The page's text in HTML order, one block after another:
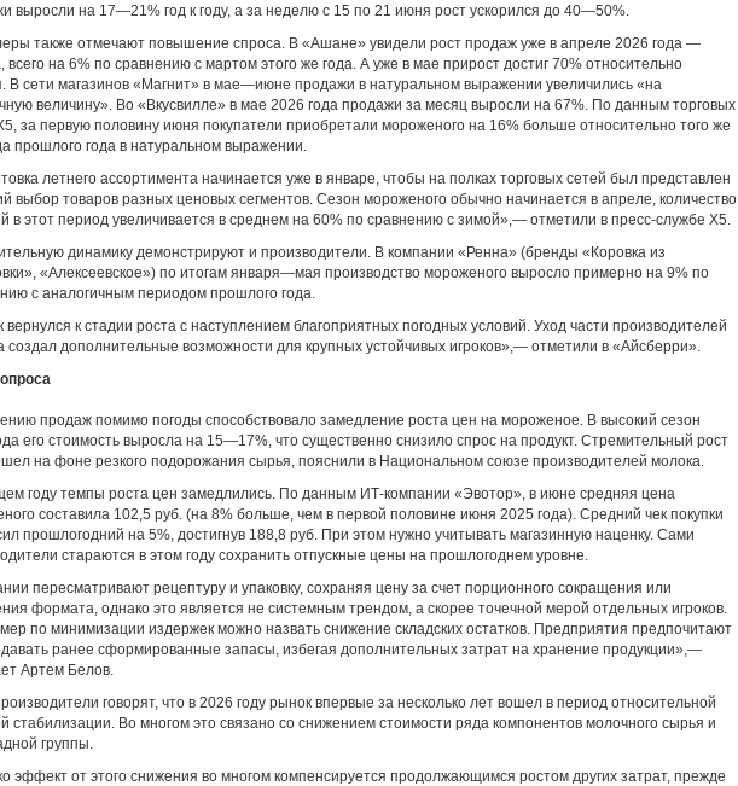
выросли на 17—21% год к году, а за неделю с 15 по 21 июня рост ускорился до 40—50%.
также отмечают повышение спроса. В «Ашане» увидели рост продаж уже в апреле 2026 года —
всего на 6% по сравнению с мартом этого же года. А уже в мае прирост достиг 70% относительно
В сети магазинов «Магнит» в мае—июне продажи в натуральном выражении увеличились «на
величину». Во «Вкусвилле» в мае 2026 года продажи за месяц выросли на 67%. По данным торговых
за первую половину июня покупатели приобретали мороженого на 16% больше относительно того же
прошлого года в натуральном выражении.
летнего ассортимента начинается уже в январе, чтобы на полках торговых сетей был представлен
выбор товаров разных ценовых сегментов. Сезон мороженого обычно начинается в апреле, количество
в этот период увеличивается в среднем на 60% по сравнению с зимой»,— отметили в пресс-службе Х5.
динамику демонстрируют и производители. В компании «Ренна» (бренды «Коровка из
«Алексеевское») по итогам января—мая производство мороженого выросло примерно на 9% по
с аналогичным периодом прошлого года.
вернулся к стадии роста с наступлением благоприятных погодных условий. Уход части производителей
создал дополнительные возможности для крупных устойчивых игроков»,— отметили в «Айсберри».
продаж помимо погоды способствовало замедление роста цен на мороженое. В высокий сезон
его стоимость выросла на 15—17%, что существенно снизило спрос на продукт. Стремительный рост
на фоне резкого подорожания сырья, пояснили в Национальном союзе производителей молока.
году темпы роста цен замедлились. По данным ИТ-компании «Эвотор», в июне средняя цена
составила 102,5 руб. (на 8% больше, чем в первой половине июня 2025 года). Средний чек покупки
прошлогодний на 5%, достигнув 188,8 руб. При этом нужно учитывать магазинную наценку. Сами
стараются в этом году сохранить отпускные цены на прошлогоднем уровне.
пересматривают рецептуру и упаковку, сохраняя цену за счет порционного сокращения или
формата, однако это является не системным трендом, а скорее точечной мерой отдельных игроков.
по минимизации издержек можно назвать снижение складских остатков. Предприятия предпочитают
ранее сформированные запасы, избегая дополнительных затрат на хранение продукции»,—
Артем Белов.
говорят, что в 2026 году рынок впервые за несколько лет вошел в период относительной
стабилизации. Во многом это связано со снижением стоимости ряда компонентов молочного сырья и
группы.
эффект от этого снижения во многом компенсируется продолжающимся ростом других затрат, прежде